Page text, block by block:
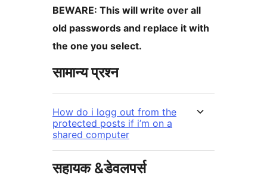
BEWARE: This will write over all
old passwords and replace it with
the one you select.
सामान्य प्रश्न
How do i logg out from the
protected posts if i’m on a
shared computer
सहायक &डेवलपर्स